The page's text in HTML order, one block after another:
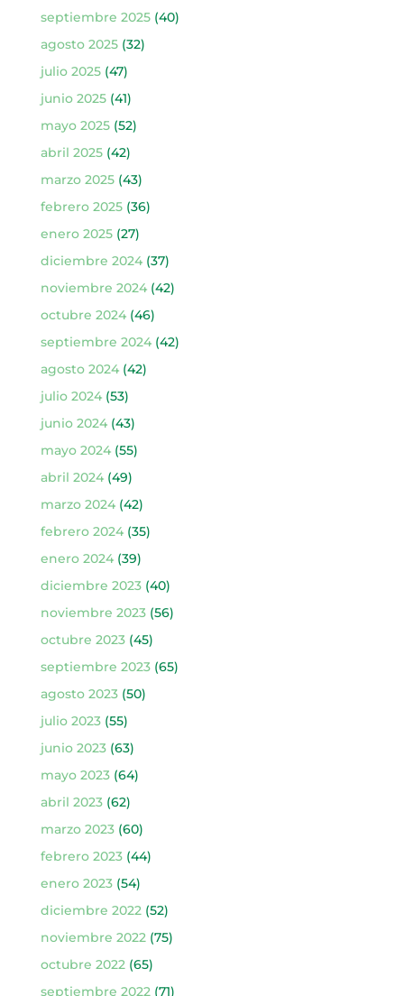
septiembre 2025(40)
agosto 2025(32)
julio 2025(47)
junio 2025(41)
mayo 2025(52)
abril 2025(42)
marzo 2025(43)
febrero 2025(36)
enero 2025(27)
diciembre 2024(37)
noviembre 2024(42)
octubre 2024(46)
septiembre 2024(42)
agosto 2024(42)
julio 2024(53)
junio 2024(43)
mayo 2024(55)
abril 2024(49)
marzo 2024(42)
febrero 2024(35)
enero 2024(39)
diciembre 2023(40)
noviembre 2023(56)
octubre 2023(45)
septiembre 2023(65)
agosto 2023(50)
julio 2023(55)
junio 2023(63)
mayo 2023(64)
abril 2023(62)
marzo 2023(60)
febrero 2023(44)
enero 2023(54)
diciembre 2022(52)
noviembre 2022(75)
octubre 2022(65)
septiembre 2022(71)